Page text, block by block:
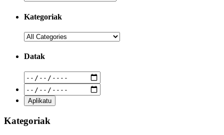
Kategoriak
Datak
Kategoriak